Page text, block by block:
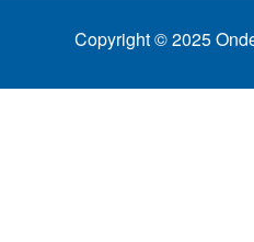
Copyright © 2025